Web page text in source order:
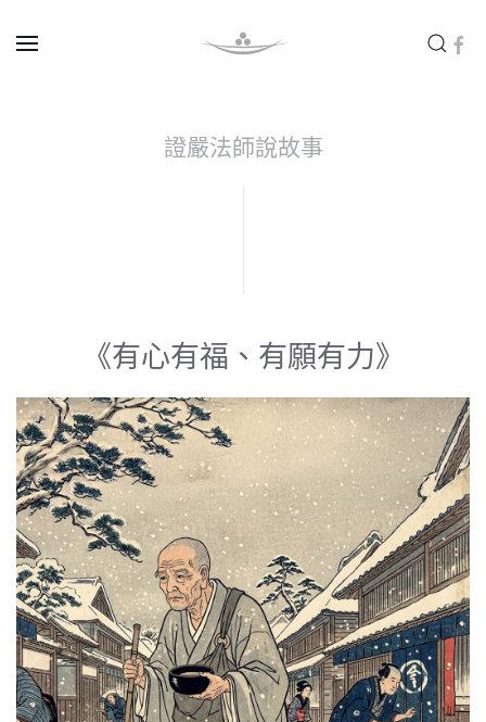
證嚴法師說故事
《有心有福、有願有力》